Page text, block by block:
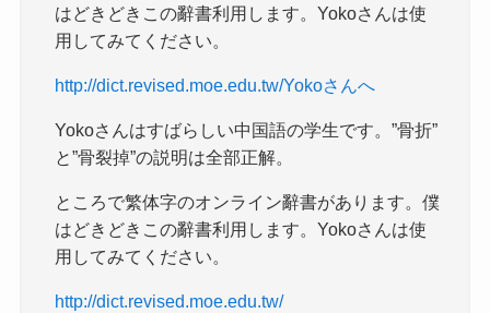
はどきどきこの辭書利用します。Yokoさんは使
用してみてください。
http://dict.revised.moe.edu.tw/Yokoさんへ
Yokoさんはすばらしい中国語の学生です。”骨折”
と”骨裂掉”の説明は全部正解。
ところで繁体字のオンライン辭書があります。僕
はどきどきこの辭書利用します。Yokoさんは使
用してみてください。
http://dict.revised.moe.edu.tw/